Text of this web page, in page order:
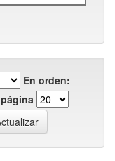
En orden: